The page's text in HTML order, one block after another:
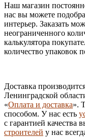
Наш магазин
нас вы можете
интерьер. Заказать
неограниченного
калькулятора
количество упаковок
Доставка
Ленинградской
«Оплата и доставка».
способом. У нас есть
с гарантией качества
строителей у нас